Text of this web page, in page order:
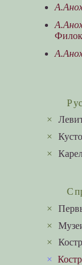
×
×
×
×
×
×
×